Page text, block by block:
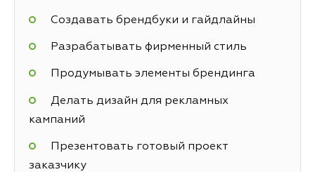
Создавать брендбуки и гайдлайны
Разрабатывать фирменный стиль
Продумывать элементы брендинга
Делать дизайн для рекламных
кампаний
Презентовать готовый проект
заказчику